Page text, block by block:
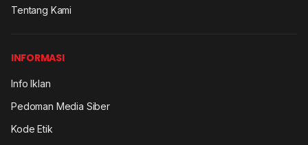
Tentang Kami
INFORMASI
Info Iklan
Pedoman Media Siber
Kode Etik